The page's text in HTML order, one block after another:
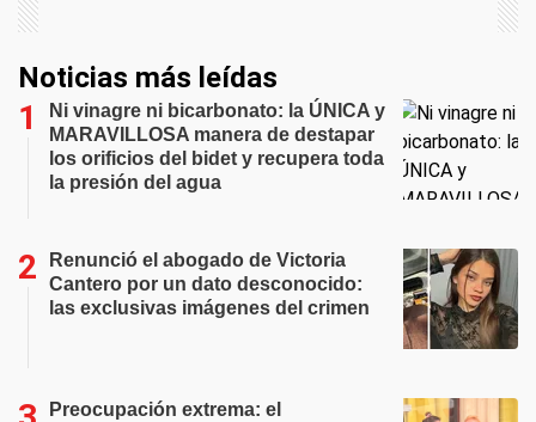
Noticias más leídas
Ni vinagre ni bicarbonato: la ÚNICA y
MARAVILLOSA manera de destapar
los orificios del bidet y recupera toda
la presión del agua
Renunció el abogado de Victoria
Cantero por un dato desconocido:
las exclusivas imágenes del crimen
Preocupación extrema: el